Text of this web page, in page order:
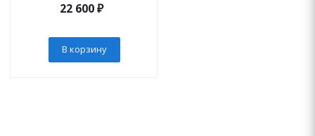
22 600₽
В корзину